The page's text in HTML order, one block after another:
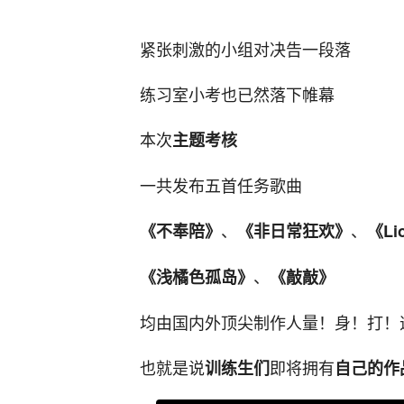
紧张刺激的小组对决告一段落
练习室小考也已然落下帷幕
本次主题考核
一共发布五首任务歌曲
《不奉陪》 、 《非日常狂欢》 、 《
《浅橘色孤岛》 、
《敲敲》
均由国内外顶尖制作人量！身！打！
也就是说训练生们即将拥有自己的